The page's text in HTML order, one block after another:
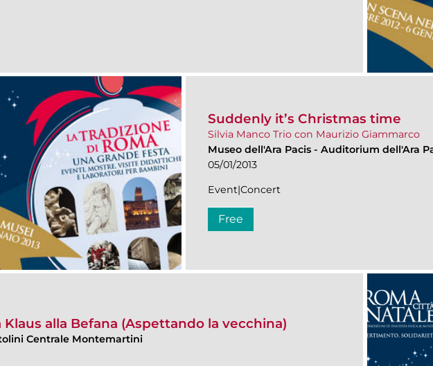
Suddenly it’s Christmas time
Silvia Manco Trio con Maurizio Giammarco
Museo dell'Ara Pacis - Auditorium dell'Ara
05/01/2013
Event|Concert
Free
Klaus alla Befana (Aspettando la vecchina)
Centrale Montemartini